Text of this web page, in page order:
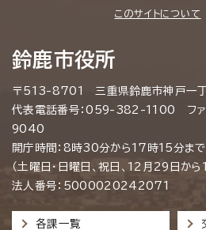
このサイトについて
鈴鹿市役所
〒513-8701 三重県鈴鹿市神戸一
代表電話番号：059-382-1100 フ
9040
開庁時間：8時30分から17時15分まで
（土曜日・日曜日、祝日、12月29日から
法人番号：5000020242071
各課一覧